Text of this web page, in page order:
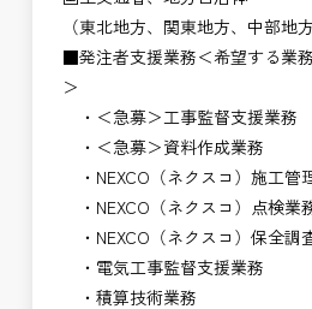
（東北地方、関東地方、中部地
■発注者支援業務＜希望する業
＞
・＜急募＞工事監督支援業務
・＜急募＞資料作成業務
・NEXCO（ネクスコ）施工管
・NEXCO（ネクスコ）点検業
・NEXCO（ネクスコ）保全調
・電気工事監督支援業務
・積算技術業務